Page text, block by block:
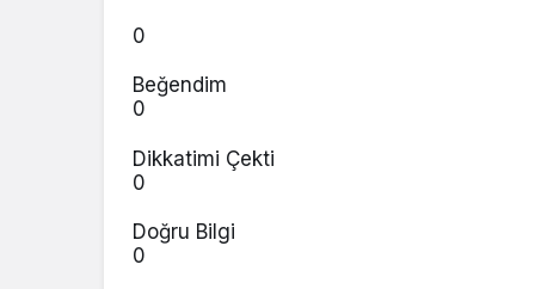
0
Beğendim
0
Dikkatimi Çekti
0
Doğru Bilgi
0